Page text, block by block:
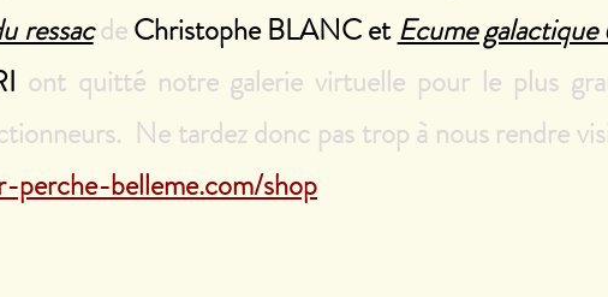
ressacdeChristophe BLANC et Ecume galactique
ont quitté notre galerie virtuelle pour le plus
Ne tardez donc pas trop à nous rendre
belleme.com/shop